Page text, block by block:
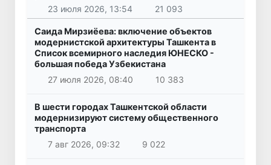
23 июля 2026, 13:54 21 093
Саида Мирзиёева: включение объектов
модернистской архитектуры Ташкента в
Список всемирного наследия ЮНЕСКО -
большая победа Узбекистана
27 июля 2026, 08:40
10 383
В шести городах Ташкентской области
модернизируют систему общественного
транспорта
7 авг 2026, 09:32
9 022